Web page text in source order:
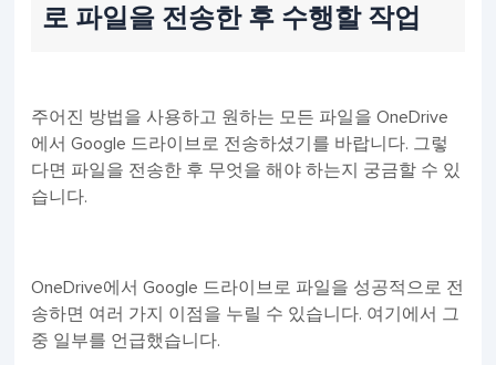
로 파일을 전송한 후 수행할 작업
주어진 방법을 사용하고 원하는 모든 파일을 OneDrive
에서 Google 드라이브로 전송하셨기를 바랍니다. 그렇
다면 파일을 전송한 후 무엇을 해야 하는지 궁금할 수 있
습니다.
OneDrive에서 Google 드라이브로 파일을 성공적으로 전
송하면 여러 가지 이점을 누릴 수 있습니다. 여기에서 그
중 일부를 언급했습니다.